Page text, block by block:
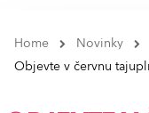
Home
Novinky
Objevte v červnu